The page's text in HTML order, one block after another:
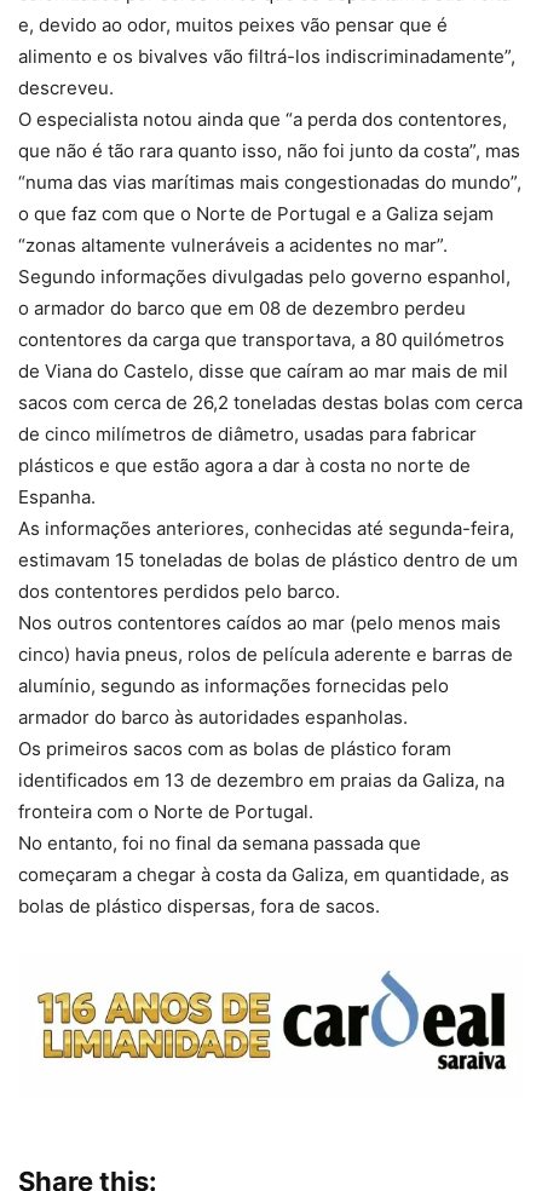
e, devido ao odor, muitos peixes vão pensar que é
alimento e os bivalves vão filtrá-los indiscriminadamente”,
descreveu.
O especialista notou ainda que “a perda dos contentores,
que não é tão rara quanto isso, não foi junto da costa”, mas
“numa das vias marítimas mais congestionadas do mundo”,
o que faz com que o Norte de Portugal e a Galiza sejam
“zonas altamente vulneráveis a acidentes no mar”.
Segundo informações divulgadas pelo governo espanhol,
o armador do barco que em 08 de dezembro perdeu
contentores da carga que transportava, a 80 quilómetros
de Viana do Castelo, disse que caíram ao mar mais de mil
sacos com cerca de 26,2 toneladas destas bolas com cerca
de cinco milímetros de diâmetro, usadas para fabricar
plásticos e que estão agora a dar à costa no norte de
Espanha.
As informações anteriores, conhecidas até segunda-feira,
estimavam 15 toneladas de bolas de plástico dentro de um
dos contentores perdidos pelo barco.
Nos outros contentores caídos ao mar (pelo menos mais
cinco) havia pneus, rolos de película aderente e barras de
alumínio, segundo as informações fornecidas pelo
armador do barco às autoridades espanholas.
Os primeiros sacos com as bolas de plástico foram
identificados em 13 de dezembro em praias da Galiza, na
fronteira com o Norte de Portugal.
No entanto, foi no final da semana passada que
começaram a chegar à costa da Galiza, em quantidade, as
bolas de plástico dispersas, fora de sacos.
Share this: